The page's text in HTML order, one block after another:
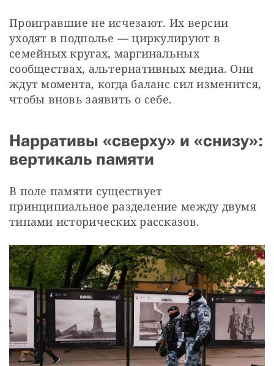
Проигравшие не исчезают. Их версии
уходят в подполье — циркулируют в
семейных кругах, маргинальных
сообществах, альтернативных медиа. Они
ждут момента, когда баланс сил изменится,
чтобы вновь заявить о себе.
Нарративы «сверху» и «снизу»:
вертикаль памяти
В поле памяти существует
принципиальное разделение между двумя
типами исторических рассказов.